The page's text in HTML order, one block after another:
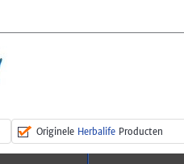
Originele Herbalife Producten